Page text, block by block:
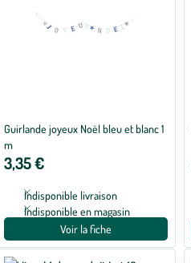
Guirlande joyeux Noël bleu et blanc 1
m
3,35 €
Indisponible livraison
Indisponible en magasin
Voir la fiche